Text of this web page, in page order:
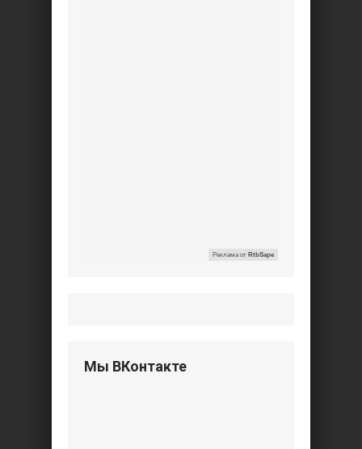
Реклама от RtbSape
Мы ВКонтакте